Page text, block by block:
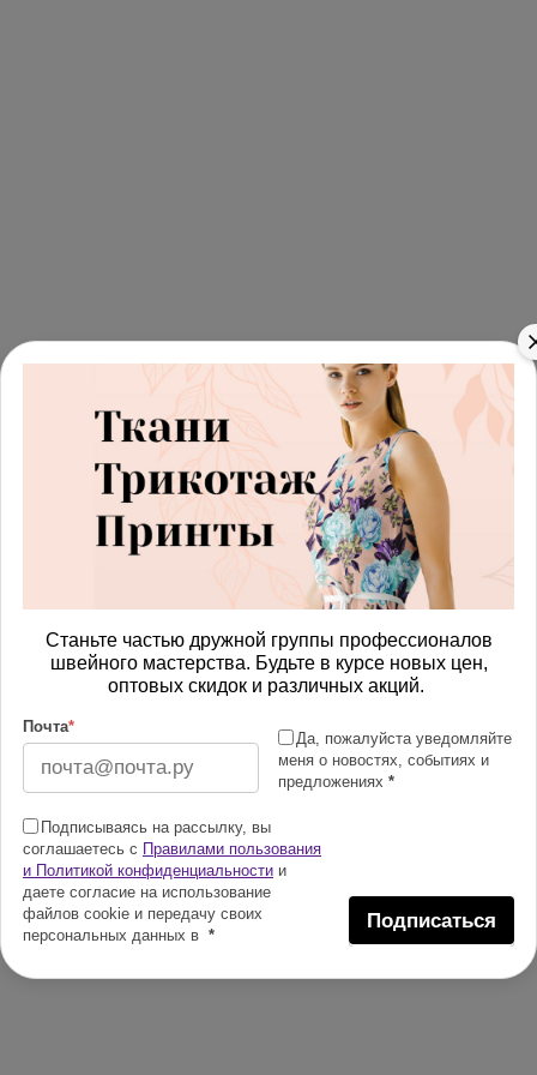
Станьте частью дружной группы профессионалов
швейного мастерства. Будьте в курсе новых цен,
оптовых скидок и различных акций.
Почта*
Да, пожалуйста уведомляйте
меня о новостях, событиях и
предложениях *
Подписываясь на рассылку, вы
соглашаетесь с Правилами пользования
и Политикой конфиденциальности и
даете согласие на использование
файлов cookie и передачу своих
персональных данных в *
Подписаться